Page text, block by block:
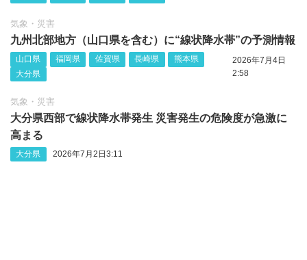
気象・災害
九州北部地方（山口県を含む）に“線状降水帯”の予測情報
山口県 福岡県 佐賀県 長崎県
熊本県
大分県
2026年7月4日
2:58
気象・災害
大分県西部で線状降水帯発生 災害発生の危険度が急激に
高まる
大分県 2026年7月2日3:11